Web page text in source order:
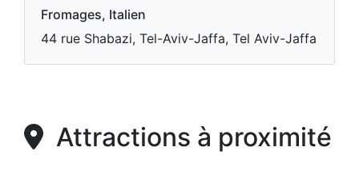
Fromages, Italien
44 rue Shabazi, Tel-Aviv-Jaffa, Tel Aviv-Jaffa
Attractions à proximité